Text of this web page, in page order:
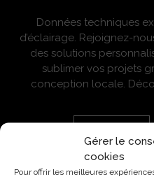
Gérer le
cookies
Pour offrir les meilleures
Données techniques
d’éclairage. Rejoignez-
des solutions
sublimer vos projets
conception locale.